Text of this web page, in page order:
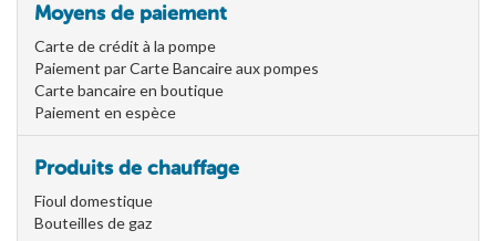
Moyens de paiement
Carte de crédit à la pompe
Paiement par Carte Bancaire aux pompes
Carte bancaire en boutique
Paiement en espèce
Produits de chauffage
Fioul domestique
Bouteilles de gaz